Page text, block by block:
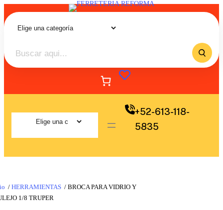
+52-613-118-
5835
/ HERRAMIENTAS / BROCA PARA VIDRIO Y
1/8 TRUPER